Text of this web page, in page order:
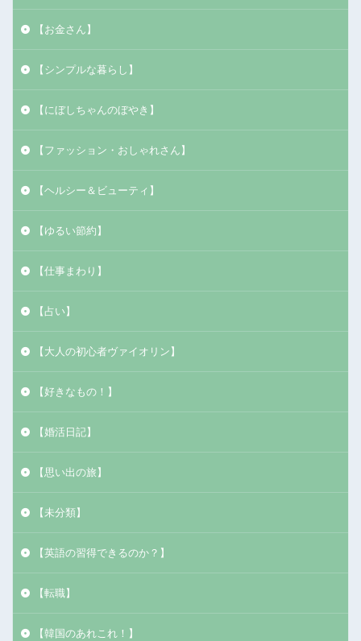
【お金さん】
【シンプルな暮らし】
【にぼしちゃんのぼやき】
【ファッション・おしゃれさん】
【ヘルシー＆ビューティ】
【ゆるい節約】
【仕事まわり】
【占い】
【大人の初心者ヴァイオリン】
【好きなもの！】
【婚活日記】
【思い出の旅】
【未分類】
【英語の習得できるのか？】
【転職】
【韓国のあれこれ！】